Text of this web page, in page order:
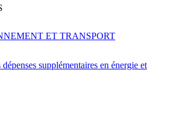
supplémentaires en énergie et
ET TRANSPORT